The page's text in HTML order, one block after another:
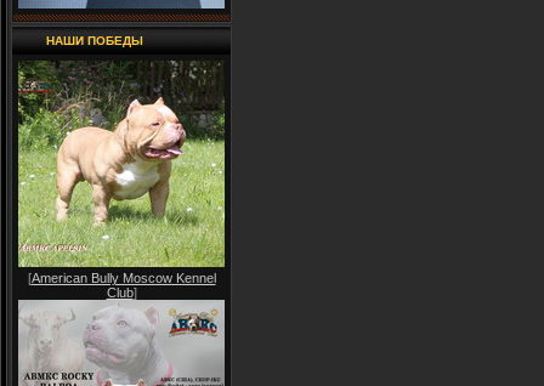
НАШИ ПОБЕДЫ
[American Bully Moscow Kennel
Club]